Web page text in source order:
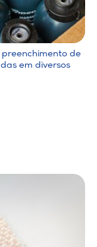
de
em diversos